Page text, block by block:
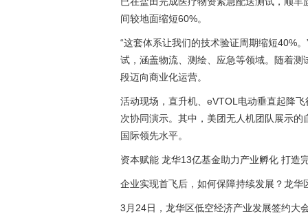
间较地面缩短60%。
“这套体系让我们的技术验证周期缩短40%
试，涵盖物流、测绘、应急等领域。随着
段迈向商业化运营。
活动现场，直升机、eVTOL电动垂直起降
次协同演示。其中，美团无人机团队展示
国际领先水平。
资本赋能 龙华13亿基金助力产业孵化 打造
企业实现首飞后，如何保障持续发展？龙华
3月24日，龙华区低空经济产业发展签约大